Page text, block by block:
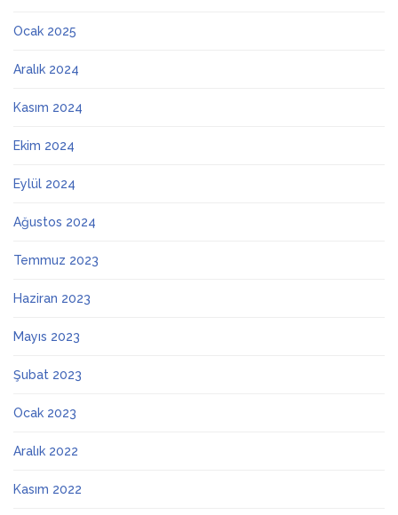
Ocak 2025
Aralık 2024
Kasım 2024
Ekim 2024
Eylül 2024
Ağustos 2024
Temmuz 2023
Haziran 2023
Mayıs 2023
Şubat 2023
Ocak 2023
Aralık 2022
Kasım 2022